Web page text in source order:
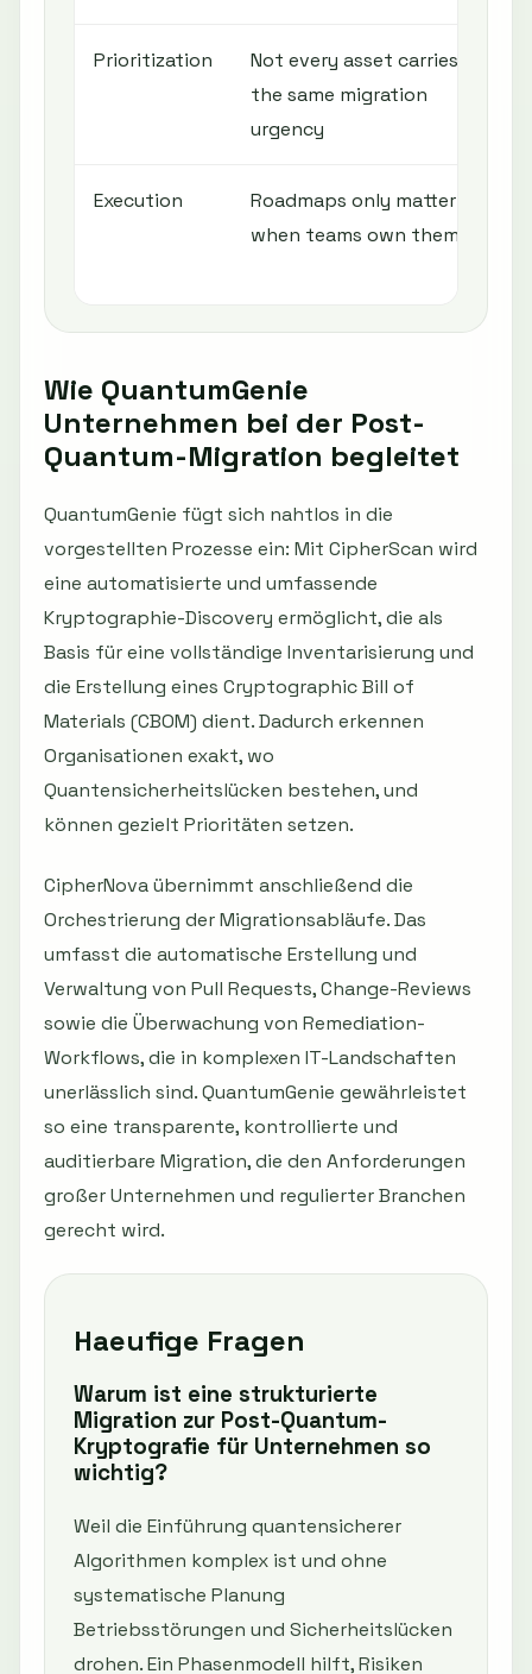
Prioritization
Not every asset carries
the same migration
urgency
Execution
Roadmaps only matter
when teams own them
Wie QuantumGenie
Unternehmen bei der Post-
Quantum-Migration begleitet
QuantumGenie fügt sich nahtlos in die
vorgestellten Prozesse ein: Mit CipherScan wird
eine automatisierte und umfassende
Kryptographie-Discovery ermöglicht, die als
Basis für eine vollständige Inventarisierung und
die Erstellung eines Cryptographic Bill of
Materials (CBOM) dient. Dadurch erkennen
Organisationen exakt, wo
Quantensicherheitslücken bestehen, und
können gezielt Prioritäten setzen.
CipherNova übernimmt anschließend die
Orchestrierung der Migrationsabläufe. Das
umfasst die automatische Erstellung und
Verwaltung von Pull Requests, Change-Reviews
sowie die Überwachung von Remediation-
Workflows, die in komplexen IT-Landschaften
unerlässlich sind. QuantumGenie gewährleistet
so eine transparente, kontrollierte und
auditierbare Migration, die den Anforderungen
großer Unternehmen und regulierter Branchen
gerecht wird.
Haeufige Fragen
Warum ist eine strukturierte
Migration zur Post-Quantum-
Kryptografie für Unternehmen so
wichtig?
Weil die Einführung quantensicherer
Algorithmen komplex ist und ohne
systematische Planung
Betriebsstörungen und Sicherheitslücken
drohen. Ein Phasenmodell hilft, Risiken